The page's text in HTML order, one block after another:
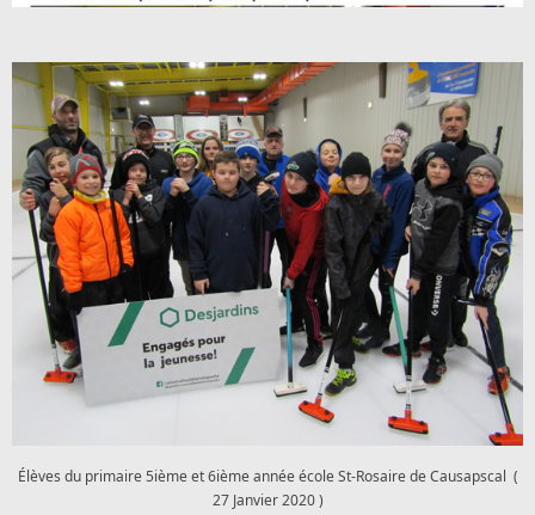
Élèves du primaire 5ième et 6ième année école St-Rosaire de Causapscal (
27 Janvier 2020 )